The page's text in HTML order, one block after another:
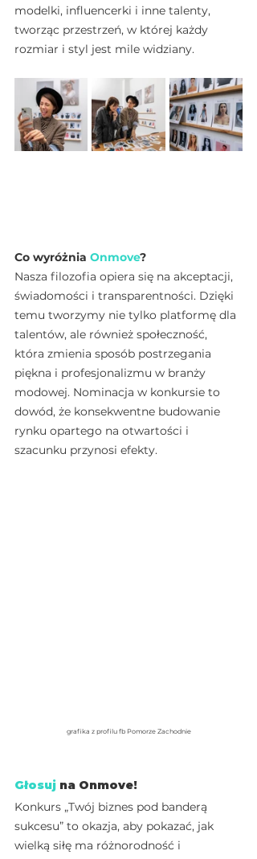
modelki, influencerki i inne talenty,
tworząc przestrzeń, w której każdy
rozmiar i styl jest mile widziany.
Co wyróżnia Onmove?
Nasza filozofia opiera się na akceptacji,
świadomości i transparentności. Dzięki
temu tworzymy nie tylko platformę dla
talentów, ale również społeczność,
która zmienia sposób postrzegania
piękna i profesjonalizmu w branży
modowej. Nominacja w konkursie to
dowód, że konsekwentne budowanie
rynku opartego na otwartości i
szacunku przynosi efekty.
grafika z profilu fb Pomorze Zachodnie
Głosuj na Onmove!
Konkurs „Twój biznes pod banderą
sukcesu” to okazja, aby pokazać, jak
wielką siłę ma różnorodność i